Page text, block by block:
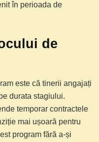
în perioada de
de
este că tinerii angajați
durata stagiului.
temporar contractele
mai ușoară pentru
program fără a-și